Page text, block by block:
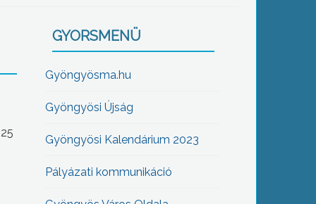
GYORSMENÜ
Gyöngyösma.hu
Gyöngyösi Újság
Gyöngyösi Kalendárium 2023
Pályázati kommunikáció